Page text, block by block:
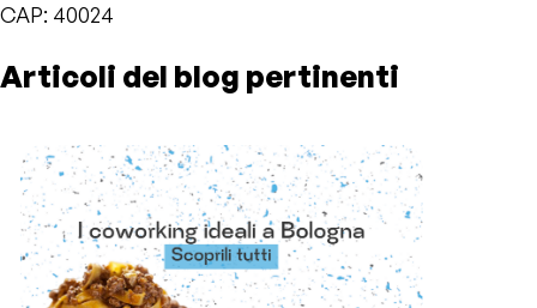
CAP: 40024
Articoli del blog pertinenti